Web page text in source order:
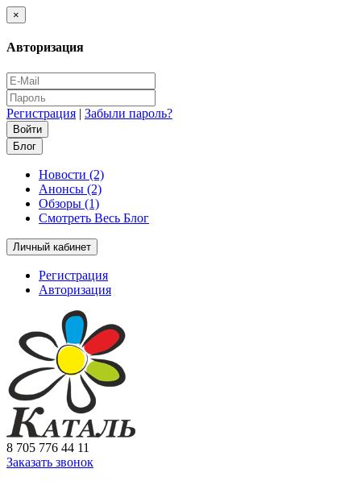
×
Авторизация
Регистрация | Забыли пароль?
Блог
Новости (2)
Анонсы (2)
Обзоры (1)
Смотреть Весь Блог
Личный кабинет
Регистрация
Авторизация
8 705 776 44 11
Заказать звонок